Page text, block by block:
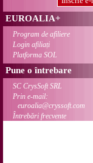
EUROALIA+
Program de afiliere
Login afiliați
Platforma SOL
Pune o întrebare
SC CrysSoft SRL
Prin e-mail:
euroalia@cryssoft.com
Întrebări frecvente